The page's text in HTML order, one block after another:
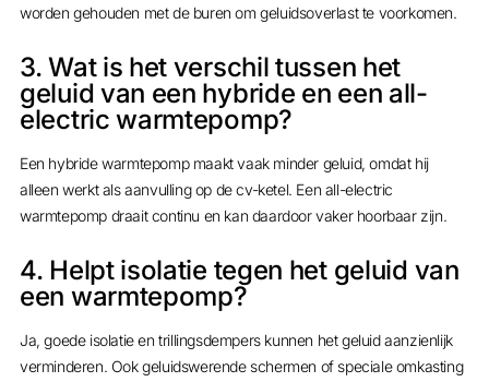
worden gehouden met de buren om geluidsoverlast te voorkomen.
3. Wat is het verschil tussen het
geluid van een hybride en een all-
electric warmtepomp?
Een hybride warmtepomp maakt vaak minder geluid, omdat hij
alleen werkt als aanvulling op de cv-ketel. Een all-electric
warmtepomp draait continu en kan daardoor vaker hoorbaar zijn.
4. Helpt isolatie tegen het geluid van
een warmtepomp?
Ja, goede isolatie en trillingsdempers kunnen het geluid aanzienlijk
verminderen. Ook geluidswerende schermen of speciale omkasting